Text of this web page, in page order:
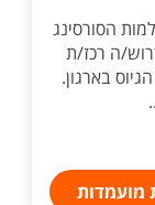
הסורסינג
ה רכז/ת
בארגון.
מועמדות